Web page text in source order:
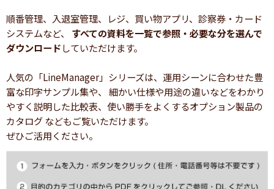
順番管理、入退室管理、レジ、買い物アプリ、診察券・カード
システムなど、 すべての資料を一覧で参照・必要な分を選んで
ダウンロードしていただけます。
人気の「LineManager」シリーズは、運用シーンに合わせた豊
富な印字サンプル集や、 細かい仕様や用途の違いなどをわかり
やすく説明した比較表、使い勝手をよくするオプション製品の
カタログ などもご覧いただけます。
ぜひご活用ください。